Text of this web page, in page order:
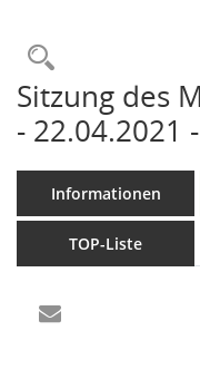
Sitzung des
- 22.04.2021
Informationen
TOP-Liste